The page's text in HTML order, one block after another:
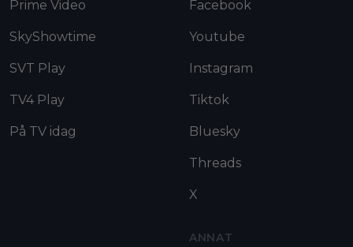
Prime Video
SkyShowtime
SVT Play
TV4 Play
På TV idag
Facebook
Youtube
Instagram
Tiktok
Bluesky
Threads
X
ANNAT